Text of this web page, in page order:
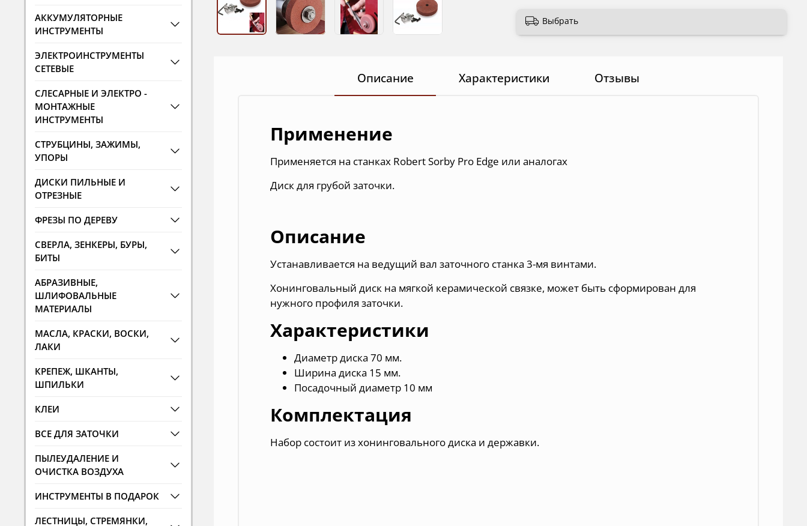
Выбрать
Описание Характеристики Отзывы
Применение
Применяется на станках Robert Sorby Pro Edge или аналогах
Диск для грубой заточки.
Описание
Устанавливается на ведущий вал заточного станка 3-мя винтами.
Хонинговальный диск на мягкой керамической связке, может быть сформирован для
нужного профиля заточки.
Характеристики
Диаметр диска 70 мм.
Ширина диска 15 мм.
Посадочный диаметр 10 мм
Комплектация
Набор состоит из хонинговального диска и державки.
АККУМУЛЯТОРНЫЕ
ИНСТРУМЕНТЫ
ЭЛЕКТРОИНСТРУМЕНТЫ
СЕТЕВЫЕ
СЛЕСАРНЫЕ И ЭЛЕКТРО -
МОНТАЖНЫЕ
ИНСТРУМЕНТЫ
СТРУБЦИНЫ, ЗАЖИМЫ,
УПОРЫ
ДИСКИ ПИЛЬНЫЕ И
ОТРЕЗНЫЕ
ФРЕЗЫ ПО ДЕРЕВУ
СВЕРЛА, ЗЕНКЕРЫ, БУРЫ,
БИТЫ
АБРАЗИВНЫЕ,
ШЛИФОВАЛЬНЫЕ
МАТЕРИАЛЫ
МАСЛА, КРАСКИ, ВОСКИ,
ЛАКИ
КРЕПЕЖ, ШКАНТЫ,
ШПИЛЬКИ
КЛЕИ
ВСЕ ДЛЯ ЗАТОЧКИ
ПЫЛЕУДАЛЕНИЕ И
ОЧИСТКА ВОЗДУХА
ИНСТРУМЕНТЫ В ПОДАРОК
ЛЕСТНИЦЫ, СТРЕМЯНКИ,